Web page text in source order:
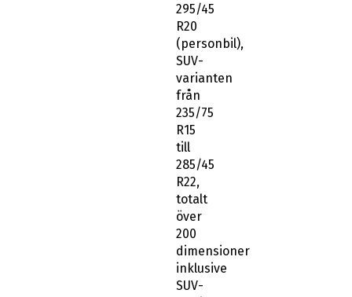
295/45
R20
(personbil),
SUV-
varianten
från
235/75
R15
till
285/45
R22,
totalt
över
200
dimensioner
inklusive
SUV-